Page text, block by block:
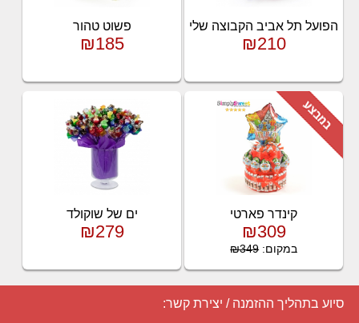
הפועל תל אביב הקבוצה שלי
₪210
פשוט טהור
₪185
קינדר פארטי
₪309
במקום:₪349
ים של שוקולד
₪279
סיוע בתהליך ההזמנה / יצירת קשר: